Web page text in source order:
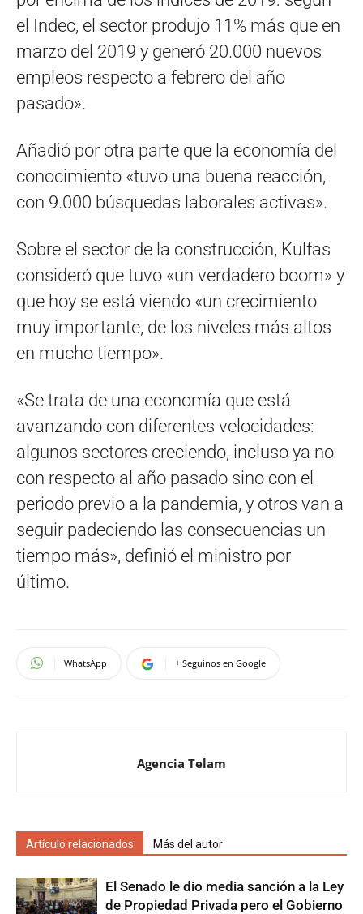
el Indec, el sector produjo 11% más que en
marzo del 2019 y generó 20.000 nuevos
empleos respecto a febrero del año
pasado».
Añadió por otra parte que la economía del
conocimiento «tuvo una buena reacción,
con 9.000 búsquedas laborales activas».
Sobre el sector de la construcción, Kulfas
consideró que tuvo «un verdadero boom» y
que hoy se está viendo «un crecimiento
muy importante, de los niveles más altos
en mucho tiempo».
«Se trata de una economía que está
avanzando con diferentes velocidades:
algunos sectores creciendo, incluso ya no
con respecto al año pasado sino con el
periodo previo a la pandemia, y otros van a
seguir padeciendo las consecuencias un
tiempo más», definió el ministro por
último.
WhatsApp + Seguinos en Google
Agencia Telam
Artículo relacionados Más del autor
El Senado le dio media sanción a la Ley
de Propiedad Privada pero el Gobierno